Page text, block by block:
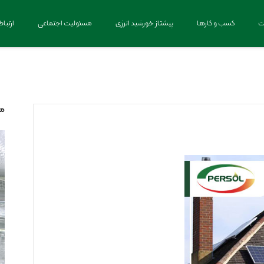
کسب و کارها پیشتاز خورشید انرژی مسئولیت اجتماعی